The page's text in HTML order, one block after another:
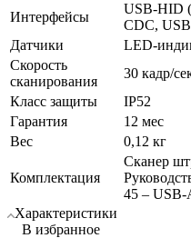
Интерфейсы
USB-HID
CDC,
Датчики
LED-
Скорость
сканирования
30 кадр/
Класс защиты
IP52
Гарантия
12 мес
Вес
0,12 кг
Комплектация
Сканер
45 – USB-
Характеристики
В избранное